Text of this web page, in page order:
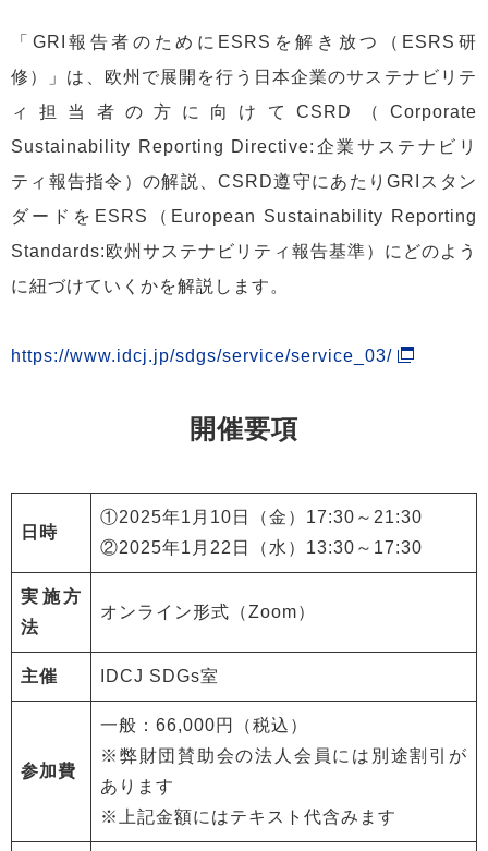
「GRI報告者のためにESRSを解き放つ（ESRS研
修）」は、欧州で展開を行う日本企業のサステナビリテ
ィ担当者の方に向けてCSRD（Corporate
Sustainability Reporting Directive:企業サステナビリ
ティ報告指令）の解説、CSRD遵守にあたりGRIスタン
ダードをESRS（European Sustainability Reporting
Standards:欧州サステナビリティ報告基準）にどのよう
に紐づけていくかを解説します。
https://www.idcj.jp/sdgs/service/service_03/
開催要項
日時
①2025年1月10日（金）17:30～21:30
②2025年1月22日（水）13:30～17:30
実施方
法
オンライン形式（Zoom）
主催 IDCJ SDGs室
参加費
一般：66,000円（税込）
※弊財団賛助会の法人会員には別途割引が
あります
※上記金額にはテキスト代含みます